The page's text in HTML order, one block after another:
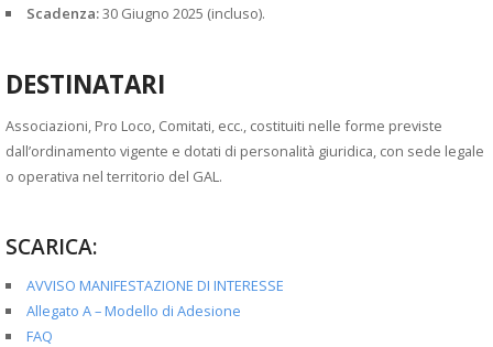
Scadenza:30 Giugno 2025 (incluso).
DESTINATARI
Associazioni, Pro Loco, Comitati, ecc., costituiti nelle forme previste
dall’ordinamento vigente e dotati di personalità giuridica, con sede legale
o operativa nel territorio del GAL.
SCARICA:
AVVISO MANIFESTAZIONE DI INTERESSE
Allegato A – Modello di Adesione
FAQ